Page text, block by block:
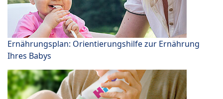
Ernährungsplan: Orientierungshilfe zur Ernährung
Ihres Babys